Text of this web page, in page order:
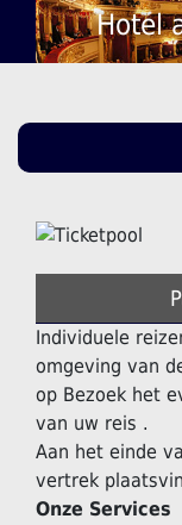
Hotel
Individuele
omgeving van
op Bezoek het
van uw reis .
Aan het einde
vertrek
Onze Services